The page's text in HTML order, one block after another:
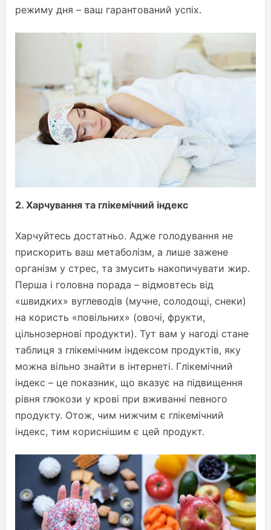
режиму дня – ваш гарантований успіх.
2. Харчування та глікемічний індекс
Харчуйтесь достатньо. Адже голодування не
прискорить ваш метаболізм, а лише зажене
організм у стрес, та змусить накопичувати жир.
Перша і головна порада – відмовтесь від
«швидких» вуглеводів (мучне, солодощі, снеки)
на користь «повільних» (овочі, фрукти,
цільнозернові продукти). Тут вам у нагоді стане
таблиця з глікемічним індексом продуктів, яку
можна вільно знайти в інтернеті. Глікемічний
індекс – це показник, що вказує на підвищення
рівня глюкози у крові при вживанні певного
продукту. Отож, чим нижчим є глікемічний
індекс, тим кориснішим є цей продукт.